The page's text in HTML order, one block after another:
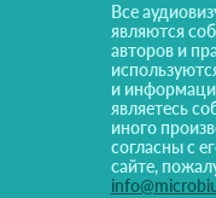
Все
являются
авторов и
и
являетесь
иного
согласны с
сайте,